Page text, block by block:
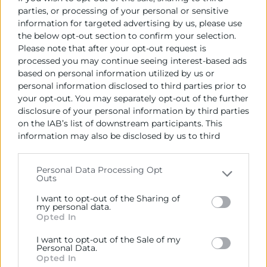
parties, or processing of your personal or sensitive
information for targeted advertising by us, please use
the below opt-out section to confirm your selection.
Please note that after your opt-out request is
processed you may continue seeing interest-based ads
based on personal information utilized by us or
personal information disclosed to third parties prior to
your opt-out. You may separately opt-out of the further
disclosure of your personal information by third parties
on the IAB’s list of downstream participants. This
information may also be disclosed by us to third
Please note that this website/app uses one or more
Google services and may gather and store information
including but not limited to your visit or usage
behaviour. You may click to grant or deny consent to
below specified purposes in below Google consent
section.
Personal Data Processing Opt
Outs
I want to opt-out of the Sharing of
my personal data.
Opted In
I want to opt-out of the Sale of my
Personal Data.
Opted In
recoger información cualitativa más
profunda.
Este enfoque favorece una cultura de
escucha activa, donde los empleados
sienten quesu opinión se tiene en
cuenta . Además, permite actuar con
mayor agilidad ante posibles problemas.
Interpretar los datos y actuar
valor si no se traduce en acciones
interpretar correctamente la información
obtenida y convertirla en
mejoren la experiencia del empleado
Solo así la medición se convierte en una